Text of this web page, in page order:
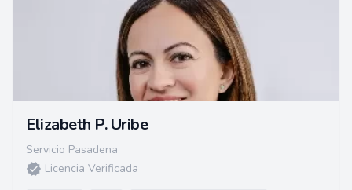
Elizabeth P. Uribe
Servicio Pasadena
Licencia Verificada